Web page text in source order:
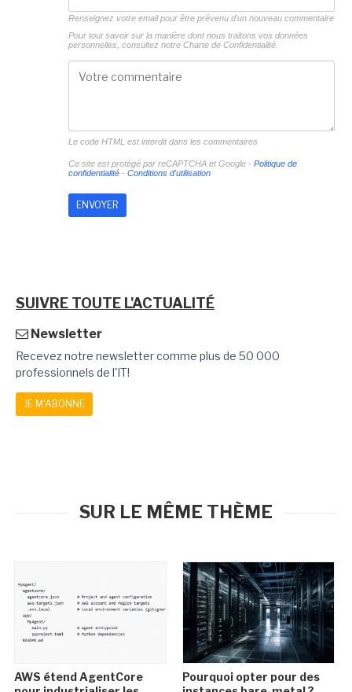
Renseignez votre email pour être prévenu d'un nouveau commentaire
Pour tout savoir sur la manière dont nous traitons vos données
personnelles, consultez notre Charte de Confidentialité.
Le code HTML est interdit dans les commentaires
Ce site est protégé par reCAPTCHA et Google - Politique de
confidentialité- Conditions d'utilisation
SUIVRE TOUTE L'ACTUALITÉ
Newsletter
Recevez notre newsletter comme plus de 50 000
professionnels de l'IT!
JE M'ABONNE
SUR LE MÊME THÈME
AWS étend AgentCore
Pourquoi opter pour des